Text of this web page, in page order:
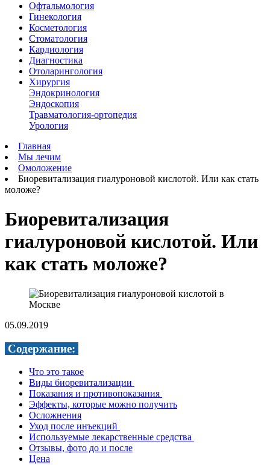
Офтальмология
Гинекология
Косметология
Стоматология
Кардиология
Диагностика
Отоларингология
Хирургия
Эндокринология
Эндоскопия
Травматология-ортопедия
Урология
Главная
Мы лечим
Омоложение
Биоревитализация гиалуроновой кислотой. Или как стать
моложе?
Биоревитализация
гиалуроновой кислотой. Или
как стать моложе?
05.09.2019
Содержание:
Что это такое
Виды биоревитализации
Показания и противопоказания
Эффекты, которые можно получить
Осложнения
Уход после инъекций
Используемые лекарственные средства
Отзывы, фото до и после
Цена